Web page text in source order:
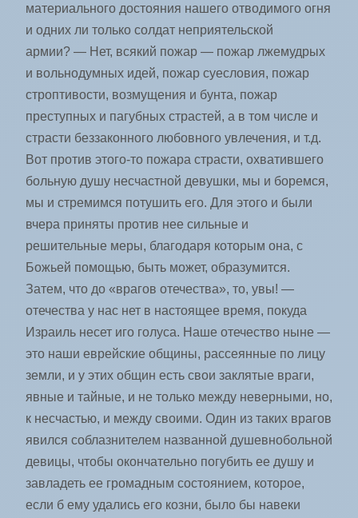
материального достояния нашего отводимого огня
и одних ли только солдат неприятельской
армии? — Нет, всякий пожар — пожар лжемудрых
и вольнодумных идей, пожар суесловия, пожар
строптивости, возмущения и бунта, пожар
преступных и пагубных страстей, а в том числе и
страсти беззаконного любовного увлечения, и т.д.
Вот против этого-то пожара ­страсти, охватившего
больную душу несчастной девушки, мы и боремся,
мы и стремимся потушить его. Для этого и были
вчера приняты против нее сильные и
решительные меры, благодаря которым она, с
Божьей помощью, быть может, образумится.
Затем, что до «врагов отечества», то, увы! —
отечества у нас нет в настоящее время, покуда
Израиль несет иго голуса. Наше отечество ныне —
это наши еврейские общины, рассеянные по лицу
земли, и у этих общин есть свои заклятые враги,
явные и тайные, и не только между неверными, но,
к несчастью, и между своими. Один из таких врагов
явился соблазнителем названной душевнобольной
девицы, чтобы окончательно погубить ее душу и
завладеть ее громадным состоянием, которое,
если б ему удались его козни, было бы навеки